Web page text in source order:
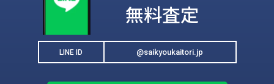
無料査定
LINE ID @saikyoukaitori.jp